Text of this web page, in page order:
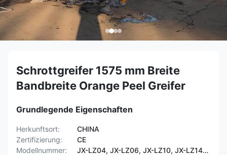
Schrottgreifer 1575 mm Breite
Bandbreite Orange Peel Greifer
Grundlegende Eigenschaften
Herkunftsort:
CHINA
Zertifizierung:
CE
Modellnummer:
JX-LZ04, JX-LZ06, JX-LZ10, JX-LZ14…